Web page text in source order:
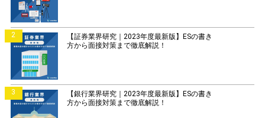
2
【証券業界研究｜2023年度最新版】ESの書き
方から面接対策まで徹底解説！
3
【銀行業界研究｜2023年度最新版】ESの書き
方から面接対策まで徹底解説！